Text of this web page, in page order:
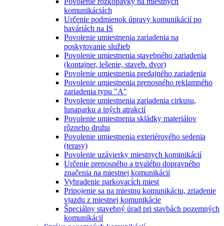
komunikáciách
Určenie podmienok úpravy komunikácií po
haváriách na IS
Povolenie umiestnenia zariadenia na
poskytovanie služieb
Povolenie umiestnenia stavebného zariadenia
(kontajner, lešenie, staveb. dvor)
Povolenie umiestnenia predajného zariadenia
Povolenie umiestnenia prenosného reklamného
zariadenia typu "A"
Povolenie umiestnenia zariadenia cirkusu,
lunaparku a iných atrakcií
Povolenie umiestnenia skládky materiálov
rôzneho druhu
Povolenie umiestnenia exteriérového sedenia
(terasy)
Povolenie uzávierky miestnych kominikácií
Určenie prenosného a trvalého dopravného
značenia na miestnej komunikácii
Vyhradenie parkovacích miest
Pripojenie sa na miestnu komunikáciu, zriadenie
vjazdu z miestnej komunikácie
Špeciálny stavebný úrad pri stavbách pozemných
komunikácií